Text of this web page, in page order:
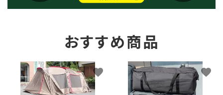
おすすめ商品
favorite favorite